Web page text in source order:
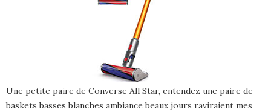
Une petite paire de Converse All Star, entendez une paire de
baskets basses blanches ambiance beaux jours raviraient mes